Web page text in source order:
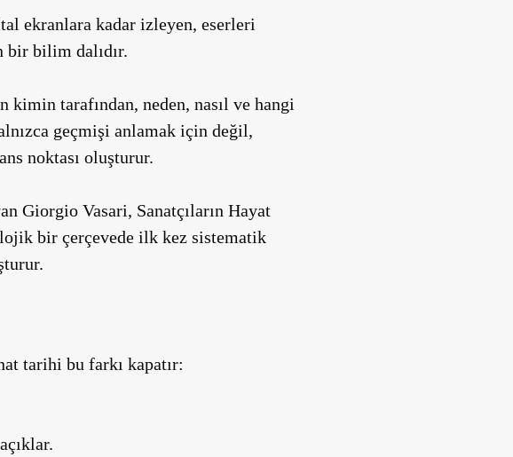
ekranlara kadar izleyen, eserleri
bilim dalıdır.
tarafından, neden, nasıl ve hangi
geçmişi anlamak için değil,
noktası oluşturur.
Giorgio Vasari, Sanatçıların Hayat
bir çerçevede ilk kez sistematik
tarihi bu farkı kapatır: